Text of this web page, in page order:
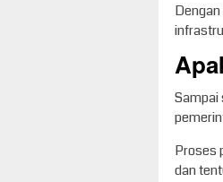
Sampai
Proses
dan